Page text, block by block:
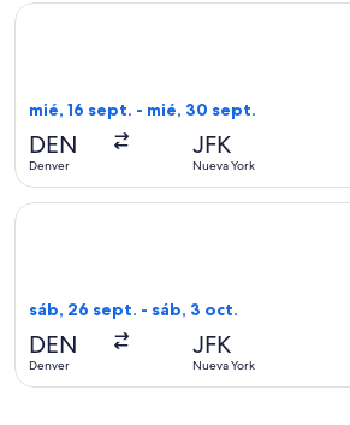
mié, 16 sept. - mié, 30 sept.
DEN
Denver
JFK
Nueva York
Seleccionar vuelo de JetBlue
sáb, 26 sept. - sáb, 3 oct.
DEN
Denver
JFK
Nueva York
Seleccionar vuelo de Alaska Airlines,